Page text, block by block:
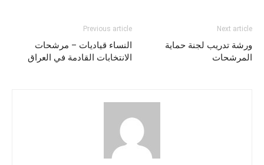
Previous article
النساء قياديات – مرشحات
الانتخابات القادمة في العراق
Next article
ورشة تدريب لجنة حماية
المرشحات